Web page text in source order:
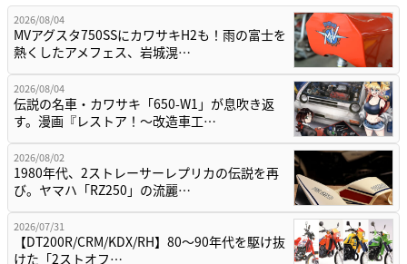
2026/08/04
MVアグスタ750SSにカワサキH2も！雨の富士を
熱くしたアメフェス、岩城滉…
2026/08/04
伝説の名車・カワサキ「650-W1」が息吹き返
す。漫画『レストア！～改造車工…
2026/08/02
1980年代、2ストレーサーレプリカの伝説を再
び。ヤマハ「RZ250」の流麗…
2026/07/31
【DT200R/CRM/KDX/RH】80〜90年代を駆け抜
けた「2ストオフ…